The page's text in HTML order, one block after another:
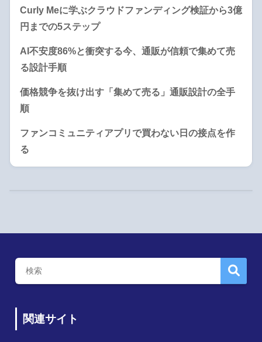
Curly Meに学ぶクラウドファンディング検証から3億
円までの5ステップ
AI不安度86%と衝突する今、通販が信頼で集めて売
る設計手順
価格競争を抜け出す「集めて売る」通販設計の全手
順
ファンコミュニティアプリで買わない日の接点を作
る
関連サイト